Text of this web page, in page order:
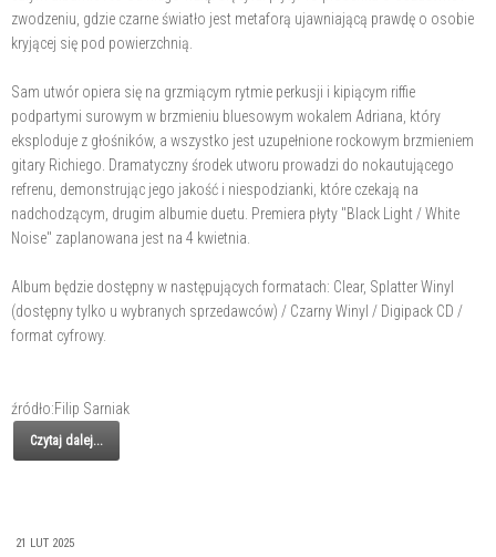
zwodzeniu, gdzie czarne światło jest metaforą ujawniającą prawdę o osobie
kryjącej się pod powierzchnią.
Sam utwór opiera się na grzmiącym rytmie perkusji i kipiącym riffie
podpartymi surowym w brzmieniu bluesowym wokalem Adriana, który
eksploduje z głośników, a wszystko jest uzupełnione rockowym brzmieniem
gitary Richiego. Dramatyczny środek utworu prowadzi do nokautującego
refrenu, demonstrując jego jakość i niespodzianki, które czekają na
nadchodzącym, drugim albumie duetu. Premiera płyty "Black Light / White
Noise" zaplanowana jest na 4 kwietnia.
Album będzie dostępny w następujących formatach: Clear, Splatter Winyl
(dostępny tylko u wybranych sprzedawców) / Czarny Winyl / Digipack CD /
format cyfrowy.
źródło:Filip Sarniak
Czytaj dalej...
21 LUT 2025